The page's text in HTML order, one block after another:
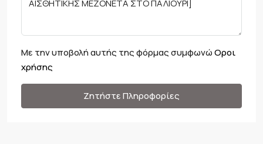
Με την υποβολή αυτής της φόρμας συμφωνώΟροι
χρήσης
Ζητήστε Πληροφορίες